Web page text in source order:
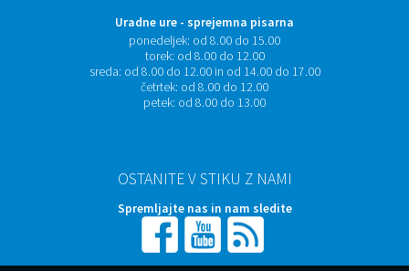
Uradne ure - sprejemna pisarna
ponedeljek: od 8.00 do 15.00
torek: od 8.00 do 12.00
sreda: od 8.00 do 12.00 in od 14.00 do 17.00
četrtek: od 8.00 do 12.00
petek: od 8.00 do 13.00
OSTANITE V STIKU Z NAMI
Spremljajte nas in nam sledite